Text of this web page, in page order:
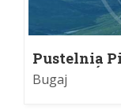
Pustelnia
Kaplica
Bugaj